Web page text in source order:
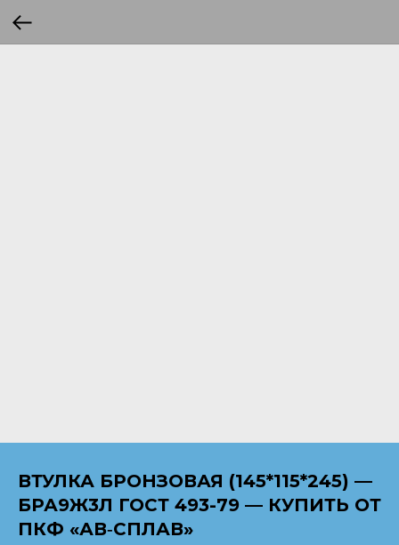
ВТУЛКА БРОНЗОВАЯ (145*115*245) —
БРА9Ж3Л ГОСТ 493-79 — КУПИТЬ ОТ
ПКФ «АВ‑СПЛАВ»